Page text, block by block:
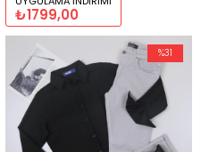
₺1799,00
%31